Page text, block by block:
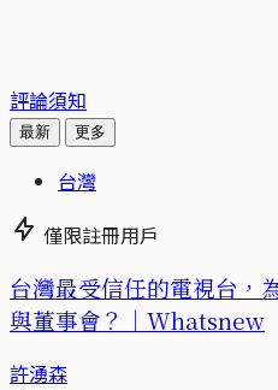
評論須知
最新 更多
台灣
僅限註冊用戶
台灣最受信任的電視台，
與董事會？｜Whatsnew
許湧森